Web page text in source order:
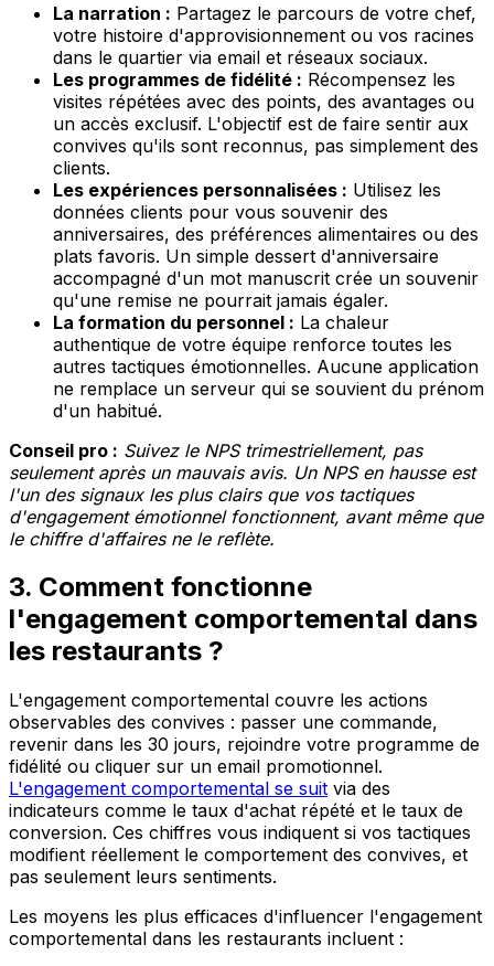
La narration : Partagez le parcours de votre chef,
votre histoire d'approvisionnement ou vos racines
dans le quartier via email et réseaux sociaux.
Les programmes de fidélité : Récompensez les
visites répétées avec des points, des avantages ou
un accès exclusif. L'objectif est de faire sentir aux
convives qu'ils sont reconnus, pas simplement des
clients.
Les expériences personnalisées : Utilisez les
données clients pour vous souvenir des
anniversaires, des préférences alimentaires ou des
plats favoris. Un simple dessert d'anniversaire
accompagné d'un mot manuscrit crée un souvenir
qu'une remise ne pourrait jamais égaler.
La formation du personnel : La chaleur
authentique de votre équipe renforce toutes les
autres tactiques émotionnelles. Aucune application
ne remplace un serveur qui se souvient du prénom
d'un habitué.
Conseil pro : Suivez le NPS trimestriellement, pas
seulement après un mauvais avis. Un NPS en hausse est
l'un des signaux les plus clairs que vos tactiques
d'engagement émotionnel fonctionnent, avant même que
le chiffre d'affaires ne le reflète.
3. Comment fonctionne
l'engagement comportemental dans
les restaurants ?
L'engagement comportemental couvre les actions
observables des convives : passer une commande,
revenir dans les 30 jours, rejoindre votre programme de
fidélité ou cliquer sur un email promotionnel.
L'engagement comportemental se suit via des
indicateurs comme le taux d'achat répété et le taux de
conversion. Ces chiffres vous indiquent si vos tactiques
modifient réellement le comportement des convives, et
pas seulement leurs sentiments.
Les moyens les plus efficaces d'influencer l'engagement
comportemental dans les restaurants incluent :